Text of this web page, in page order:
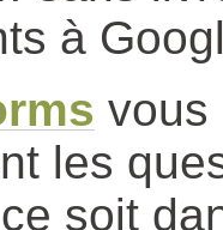
à
vous
les
soit